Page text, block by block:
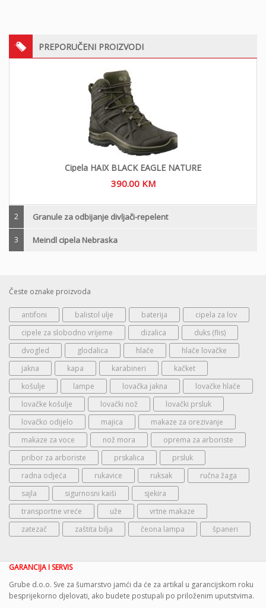
PREPORUČENI PROIZVODI
Cipela HAIX BLACK EAGLE NATURE
390.00 KM
2 Granule za odbijanje divljači-repelent
3 Meindl cipela Nebraska
Česte oznake proizvoda
antifoni balistol ulje baterija
cipela za lov
cipele za slobodno vrijeme
dizalica
duks (flis)
dvogled
glodalica hlače
hlače lovačke
jakna
kapa karabineri
kačket
košulje
lampe lovačka jakna
lovačke hlače
lovačke košulje
lovački nož
lovački prsluk
lovačko odijelo
majica
makaze za orezivanje
makaze za voce
nož mora
oprema za arboriste
pribor za arboriste
prskalica
prsluk
radna odjeća
rukavice ruksak
ručna žaga
sajla
sigurnosni kaiši
sjekira
transportne vreće
uže
vrtne makaze
zatezač
zaštita bilja čeona lampa španeri
GARANCIJA I SERVIS
Grube d.o.o. Sve za šumarstvo jamći da će za artikal u garancijskom roku
besprijekorno djelovati, ako budete postupali po priloženim uputstvima.